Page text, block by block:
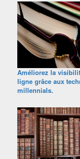
Améliorez la
ligne grâce aux
millennials.